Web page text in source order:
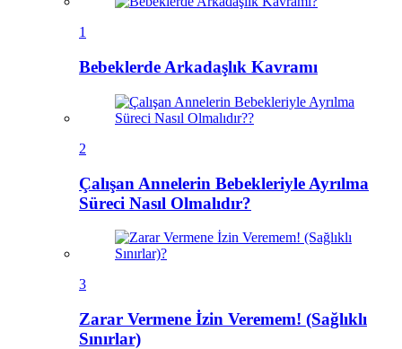
1
Bebeklerde Arkadaşlık Kavramı
2
Çalışan Annelerin Bebekleriyle Ayrılma
Süreci Nasıl Olmalıdır?
3
Zarar Vermene İzin Veremem! (Sağlıklı
Sınırlar)